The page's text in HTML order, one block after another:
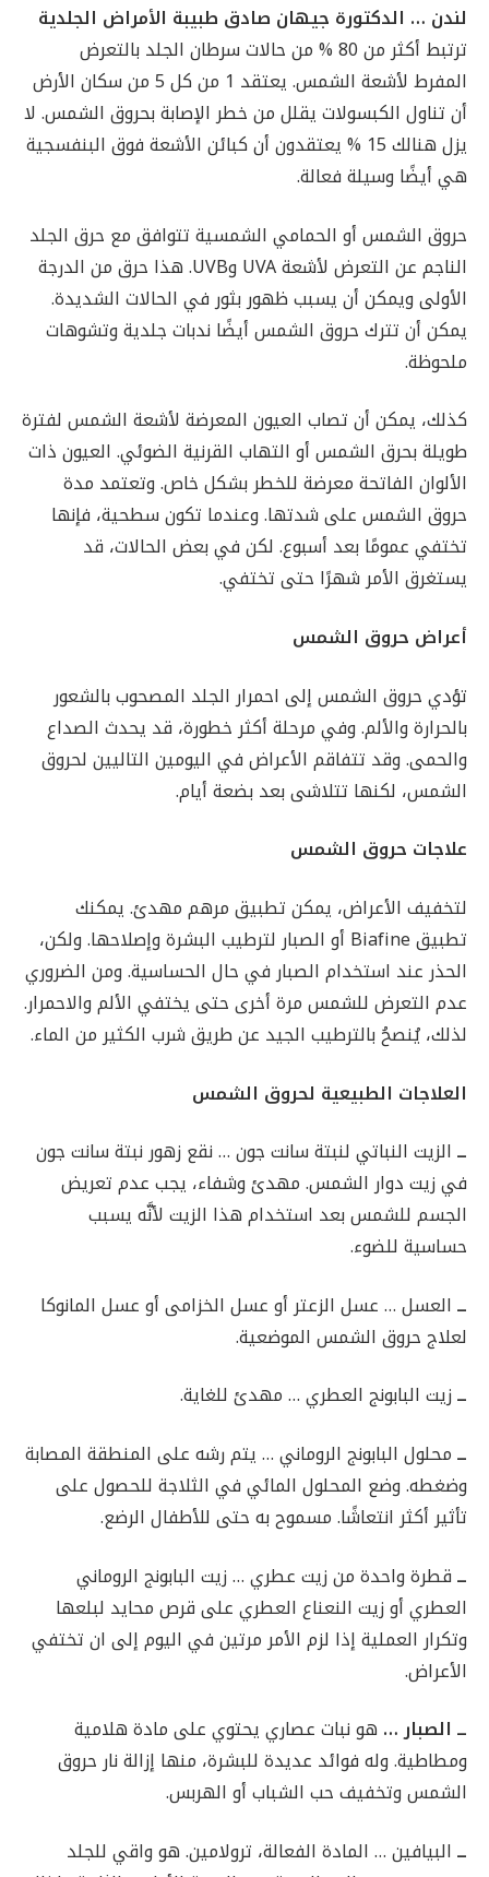
لندن … الدكتورة جيهان صادق طبيبة الأمراض الجلدية
ترتبط أكثر من 80 % من حالات سرطان الجلد بالتعرض
المفرط لأشعة الشمس. يعتقد 1 من كل 5 من سكان الأرض
أن تناول الكبسولات يقلل من خطر الإصابة بحروق الشمس. لا
يزل هنالك 15 % يعتقدون أن كبائن الأشعة فوق البنفسجية
هي أيضًا وسيلة فعالة.
حروق الشمس أو الحمامي الشمسية تتوافق مع حرق الجلد
الناجم عن التعرض لأشعة UVA وUVB. هذا حرق من الدرجة
الأولى ويمكن أن يسبب ظهور بثور في الحالات الشديدة.
يمكن أن تترك حروق الشمس أيضًا ندبات جلدية وتشوهات
ملحوظة.
كذلك، يمكن أن تصاب العيون المعرضة لأشعة الشمس لفترة
طويلة بحرق الشمس أو التهاب القرنية الضوئي. العيون ذات
الألوان الفاتحة معرضة للخطر بشكل خاص. وتعتمد مدة
حروق الشمس على شدتها. وعندما تكون سطحية، فإنها
تختفي عمومًا بعد أسبوع. لكن في بعض الحالات، قد
يستغرق الأمر شهرًا حتى تختفي.
أعراض حروق الشمس
تؤدي حروق الشمس إلى احمرار الجلد المصحوب بالشعور
بالحرارة والألم. وفي مرحلة أكثر خطورة، قد يحدث الصداع
والحمى. وقد تتفاقم الأعراض في اليومين التاليين لحروق
الشمس، لكنها تتلاشى بعد بضعة أيام.
علاجات حروق الشمس
لتخفيف الأعراض، يمكن تطبيق مرهم مهدئ. يمكنك
تطبيق Biafine أو الصبار لترطيب البشرة وإصلاحها. ولكن،
الحذر عند استخدام الصبار في حال الحساسية. ومن الضروري
عدم التعرض للشمس مرة أخرى حتى يختفي الألم والاحمرار.
لذلك، يُنصحُ بالترطيب الجيد عن طريق شرب الكثير من الماء.
العلاجات الطبيعية لحروق الشمس
ــ الزيت النباتي لنبتة سانت جون … نقع زهور نبتة سانت جون
في زيت دوار الشمس. مهدئ وشفاء، يجب عدم تعريض
الجسم للشمس بعد استخدام هذا الزيت لأنَّه يسبب
حساسية للضوء.
ــ العسل … عسل الزعتر أو عسل الخزامى أو عسل المانوكا
لعلاج حروق الشمس الموضعية.
ــزيت البابونج العطري … مهدئ للغاية.
ــمحلول البابونج الروماني … يتم رشه على المنطقة المصابة
وضغطه. وضع المحلول المائي في الثلاجة للحصول على
تأثير أكثر انتعاشًا. مسموح به حتى للأطفال الرضع.
ــقطرة واحدة من زيت عطري … زيت البابونج الروماني
العطري أو زيت النعناع العطري على قرص محايد لبلعها
وتكرار العملية إذا لزم الأمر مرتين في اليوم إلى ان تختفي
الأعراض.
ــ الصبار … هو نبات عصاري يحتوي على مادة هلامية
ومطاطية. وله فوائد عديدة للبشرة، منها إزالة نار حروق
الشمس وتخفيف حب الشباب أو الهربس.
ــ البيافين … المادة الفعالة، ترولامين. هو واقي للجلد